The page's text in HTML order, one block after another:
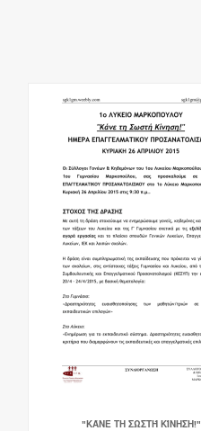
"ΚΆΝΕ ΤΗ ΣΩΣΤΉ ΚΊΝΗΣΗ!"